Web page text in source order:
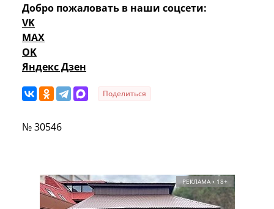
Добро пожаловать в наши соцсети:
VK
MAX
OK
Яндекс Дзен
Поделиться
№ 30546
РЕКЛАМА • 18+